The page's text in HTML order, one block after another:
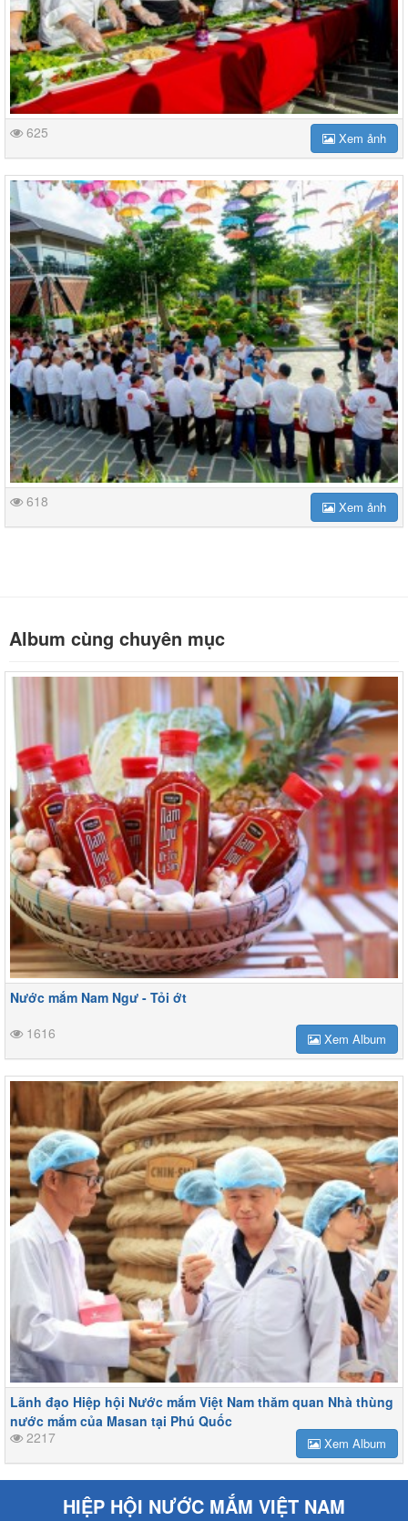
625 Xem ảnh
618 Xem ảnh
Album cùng chuyên mục
Nước mắm Nam Ngư - Tỏi ớt
1616
Xem Album
Lãnh đạo Hiệp hội Nước mắm Việt Nam thăm quan Nhà thùng
nước mắm của Masan tại Phú Quốc
2217
Xem Album
HIỆP HỘI NƯỚC MẮM VIỆT NAM